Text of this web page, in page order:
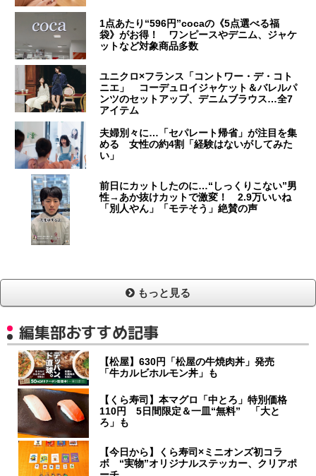
1点あたり“596円”cocaの《5点選べる福
袋》がお得！ ワンピースやデニム、ジャケ
ットなど対象商品多数
ユニクロ×フランス「コントワー・デ・コト
ニエ」 コーデュロイジャケット＆バレルパ
ンツのセットアップ、デニムブラウス…全7
アイテム
夫婦別々に…「セパレート帰省」が注目を集
める 女性の約4割「経験はないがしてみた
い」
前日にカットしたのに…“しっくりこない”男
性→あか抜けカットで激変！ 2.9万いいね
「別人やん」「モテそう」絶賛の声
もっと見る
編集部おすすめ記事
【松屋】630円「松屋の牛焼肉丼」発売
「牛カルビホルモン丼」も
【くら寿司】本マグロ「中とろ」特別価格
110円 5日間限定＆一皿“無料” 「大と
ろ」も
【今日から】くら寿司×ミニオンズ初コラ
ボ “実物”オリジナルステッカー、クリアポ